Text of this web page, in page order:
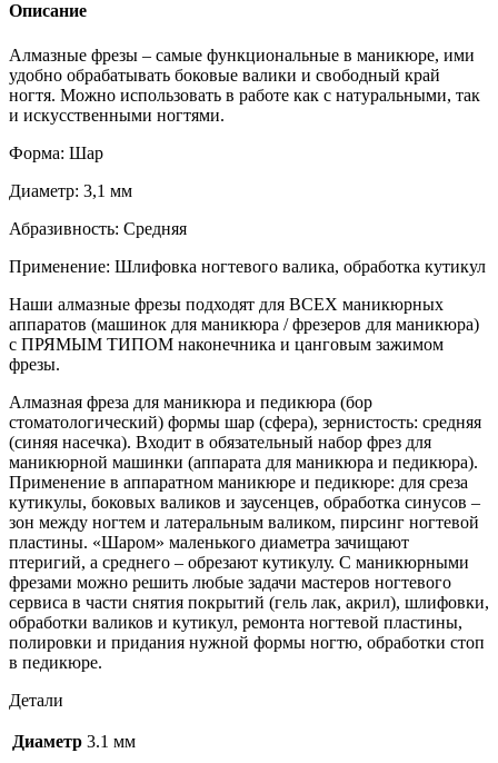
Описание
Алмазные фрезы – самые функциональные в маникюре, ими
удобно обрабатывать боковые валики и свободный край
ногтя. Можно использовать в работе как с натуральными, так
и искусственными ногтями.
Форма: Шар
Диаметр: 3,1 мм
Абразивность: Средняя
Применение: Шлифовка ногтевого валика, обработка кутикул
Наши алмазные фрезы подходят для ВСЕХ маникюрных
аппаратов (машинок для маникюра / фрезеров для маникюра)
с ПРЯМЫМ ТИПОМ наконечника и цанговым зажимом
фрезы.
Алмазная фреза для маникюра и педикюра (бор
стоматологический) формы шар (сфера), зернистость: средняя
(синяя насечка). Входит в обязательный набор фрез для
маникюрной машинки (аппарата для маникюра и педикюра).
Применение в аппаратном маникюре и педикюре: для среза
кутикулы, боковых валиков и заусенцев, обработка синусов –
зон между ногтем и латеральным валиком, пирсинг ногтевой
пластины. «Шаром» маленького диаметра зачищают
птеригий, а среднего – обрезают кутикулу. С маникюрными
фрезами можно решить любые задачи мастеров ногтевого
сервиса в части снятия покрытий (гель лак, акрил), шлифовки,
обработки валиков и кутикул, ремонта ногтевой пластины,
полировки и придания нужной формы ногтю, обработки стоп
в педикюре.
Детали
Диаметр 3.1 мм